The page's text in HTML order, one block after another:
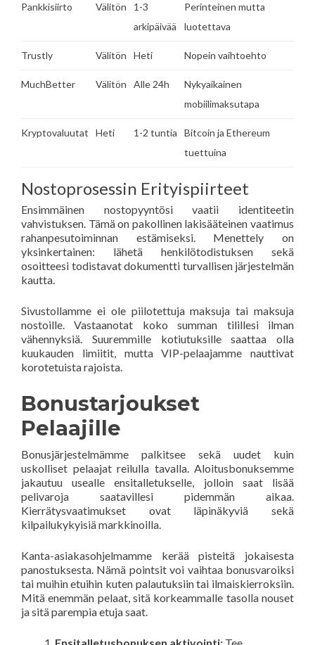
Pankkisiirto Välitön
1-3
arkipäivää
Perinteinen mutta
luotettava
Trustly Välitön Heti Nopein vaihtoehto
MuchBetter Välitön Alle 24h
Nykyaikainen
mobiilimaksutapa
Kryptovaluutat Heti 1-2 tuntia
Bitcoin ja Ethereum
tuettuina
Nostoprosessin Erityispiirteet
Ensimmäinen nostopyyntösi vaatii identiteetin
vahvistuksen. Tämä on pakollinen lakisääteinen vaatimus
rahanpesutoiminnan estämiseksi. Menettely on
yksinkertainen: lähetä henkilötodistuksen sekä
osoitteesi todistavat dokumentti turvallisen järjestelmän
kautta.
Sivustollamme ei ole piilotettuja maksuja tai maksuja
nostoille. Vastaanotat koko summan tilillesi ilman
vähennyksiä. Suuremmille kotiutuksille saattaa olla
kuukauden limiitit, mutta VIP-pelaajamme nauttivat
korotetuista rajoista.
Bonustarjoukset
Pelaajille
Bonusjärjestelmämme palkitsee sekä uudet kuin
uskolliset pelaajat reilulla tavalla. Aloitusbonuksemme
jakautuu usealle ensitalletukselle, jolloin saat lisää
pelivaroja saatavillesi pidemmän aikaa.
Kierrätysvaatimukset ovat läpinäkyviä sekä
kilpailukykyisiä markkinoilla.
Kanta-asiakasohjelmamme kerää pisteitä jokaisesta
panostuksesta. Nämä pointsit voi vaihtaa bonusvaroiksi
tai muihin etuihin kuten palautuksiin tai ilmaiskierroksiin.
Mitä enemmän pelaat, sitä korkeammalle tasolla nouset
ja sitä parempia etuja saat.